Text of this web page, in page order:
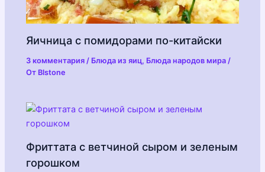
Яичница с помидорами по-китайски
3 комментария / Блюда из яиц, Блюда народов мира /
От Blstone
Фриттата с ветчиной сыром и зеленым
горошком